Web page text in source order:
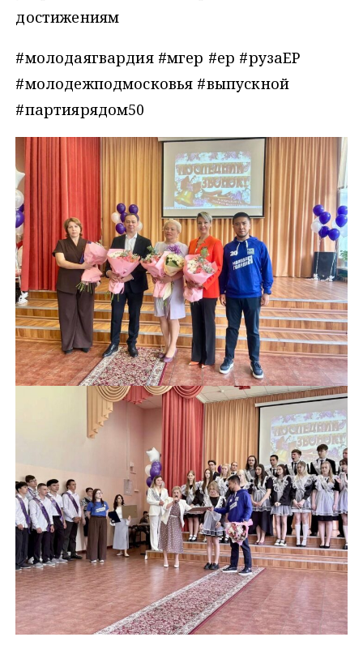
достижениям
#молодаягвардия #мгер #ер #рузаЕР
#молодежподмосковья #выпускной
#партиярядом50